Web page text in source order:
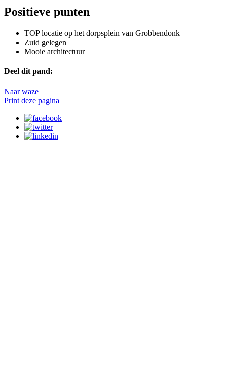
Positieve punten
TOP locatie op het dorpsplein van Grobbendonk
Zuid gelegen
Mooie architectuur
Deel dit pand:
Naar waze
Print deze pagina